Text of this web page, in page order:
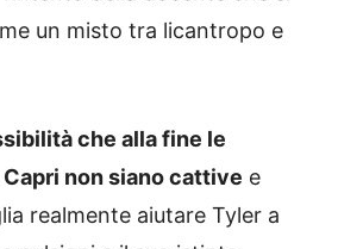
un misto tra licantropo e
che alla fine le
non siano cattive e
realmente aiutare Tyler a